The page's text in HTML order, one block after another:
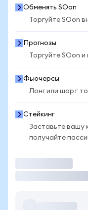
Обменять SOon
Торгуйте SOon
Прогнозы
Торгуйте SOon
Фьючерсы
Лонг или шорт
Стейкинг
Заставьте вашу
получайте